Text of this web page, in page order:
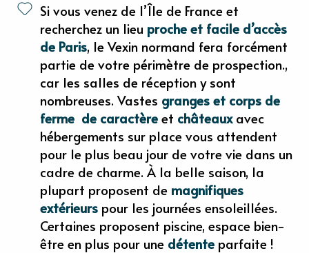
Si vous venez de l’Île de France et
recherchez un lieu proche et facile d’accès
de Paris, le Vexin normand fera forcément
partie de votre périmètre de prospection.,
car les salles de réception y sont
nombreuses. Vastes granges et corps de
ferme de caractèreet châteauxavec
hébergements sur place vous attendent
pour le plus beau jour de votre vie dans un
cadre de charme. À la belle saison, la
plupart proposent de magnifiques
extérieurs pour les journées ensoleillées.
Certaines proposent piscine, espace bien-
être en plus pour une détente parfaite !